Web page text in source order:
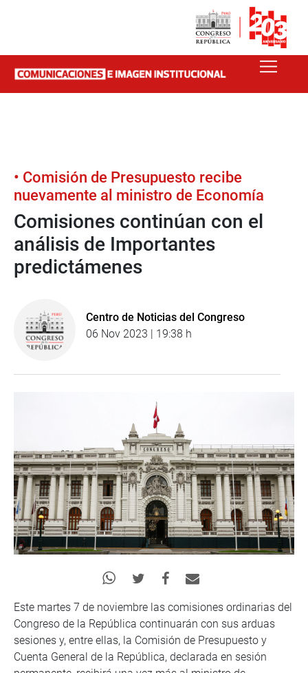
• Comisión de Presupuesto recibe
nuevamente al ministro de Economía
Comisiones continúan con el
análisis de Importantes
predictámenes
Centro de Noticias del Congreso
06 Nov 2023 | 19:38 h
Este martes 7 de noviembre las comisiones ordinarias del
Congreso de la República continuarán con sus arduas
sesiones y, entre ellas, la Comisión de Presupuesto y
Cuenta General de la República, declarada en sesión